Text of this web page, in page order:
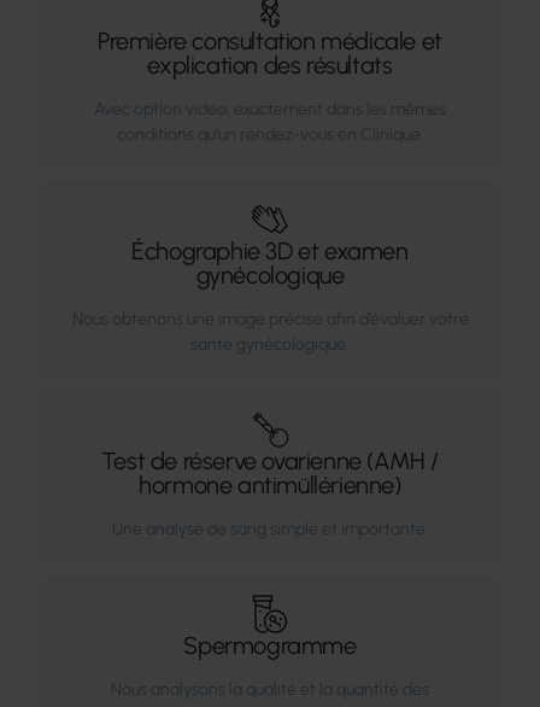
Première consultation médicale et
explication des résultats
Avec option vidéo, exactement dans les mêmes
conditions qu’un rendez-vous en Clinique
Échographie 3D et examen
gynécologique
Nous obtenons une image précise afin d’évaluer votre
santé gynécologique.
Test de réserve ovarienne (AMH /
hormone antimüllérienne)
Une analyse de sang simple et importante.
Spermogramme
Nous analysons la qualité et la quantité des